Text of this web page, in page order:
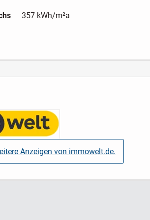
Fortführung als Kapitalanlage mit
Investment zu verwandeln.
357 kWh/m²a
Anzeigen von immowelt.de.